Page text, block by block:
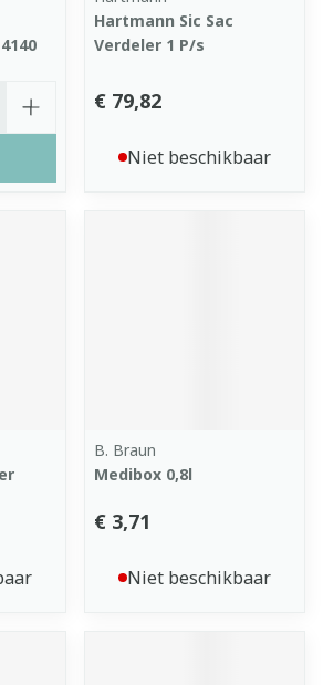
Hartmann Sic Sac
Verdeler 1 P/s
€ 79,82
Niet beschikbaar
B. Braun
Medibox 0,8l
€ 3,71
Niet beschikbaar